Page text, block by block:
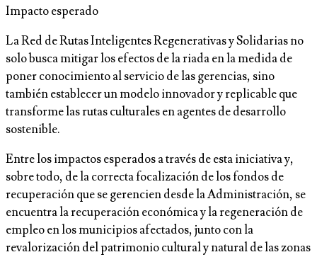
Impacto esperado
La Red de Rutas Inteligentes Regenerativas y Solidarias no
solo busca mitigar los efectos de la riada en la medida de
poner conocimiento al servicio de las gerencias, sino
también establecer un modelo innovador y replicable que
transforme las rutas culturales en agentes de desarrollo
sostenible.
Entre los impactos esperados a través de esta iniciativa y,
sobre todo, de la correcta focalización de los fondos de
recuperación que se gerencien desde la Administración, se
encuentra la recuperación económica y la regeneración de
empleo en los municipios afectados, junto con la
revalorización del patrimonio cultural y natural de las zonas